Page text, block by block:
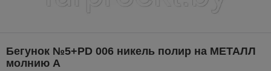
Бегунок №5+PD 006 никель полир на МЕТАЛЛ
молнию А